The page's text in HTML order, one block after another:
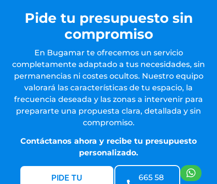
Pide tu presupuesto sin
compromiso
En Bugamar te ofrecemos un servicio
completamente adaptado a tus necesidades, sin
permanencias ni costes ocultos. Nuestro equipo
valorará las características de tu espacio, la
frecuencia deseada y las zonas a intervenir para
prepararte una propuesta clara, detallada y sin
compromiso.
Contáctanos ahora y recibe tu presupuesto
personalizado.
PIDE TU
665 58